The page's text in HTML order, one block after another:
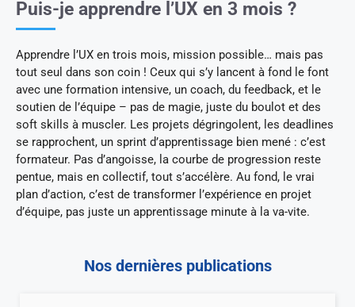
Puis-je apprendre l’UX en 3 mois ?
Apprendre l’UX en trois mois, mission possible… mais pas
tout seul dans son coin ! Ceux qui s’y lancent à fond le font
avec une formation intensive, un coach, du feedback, et le
soutien de l’équipe – pas de magie, juste du boulot et des
soft skills à muscler. Les projets dégringolent, les deadlines
se rapprochent, un sprint d’apprentissage bien mené : c’est
formateur. Pas d’angoisse, la courbe de progression reste
pentue, mais en collectif, tout s’accélère. Au fond, le vrai
plan d’action, c’est de transformer l’expérience en projet
d’équipe, pas juste un apprentissage minute à la va-vite.
Nos dernières publications